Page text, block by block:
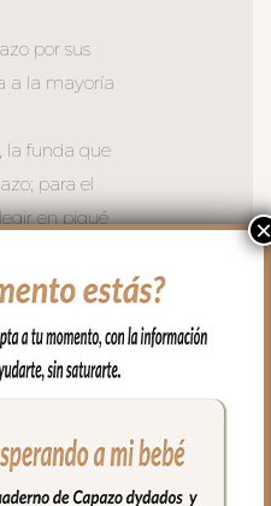
por sus
a la mayoría
la funda que
para el
en piqué
permite
piqué
micro fibra
bebé y
×